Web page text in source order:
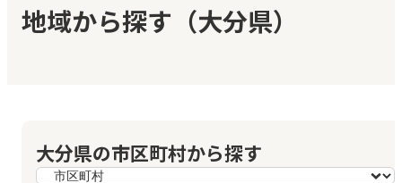
保育園・幼稚園を探す
マイページ
地域から探す（大分県）
大分県の市区町村から探す